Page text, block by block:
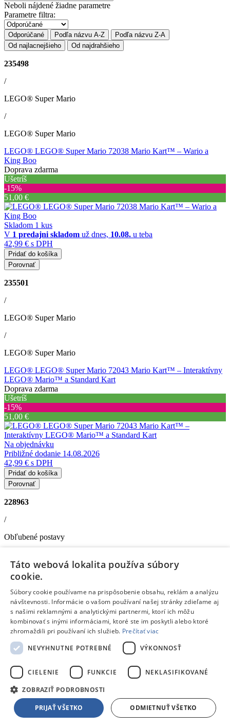
Neboli nájdené žiadne parametre
Parametre filtra:
Odporúčané Podľa názvu A-Z
Podľa názvu Z-A
Od najlacnejšieho
Od najdrahšieho
235498
/
LEGO® Super Mario
/
LEGO® Super Mario
LEGO® LEGO® Super Mario 72038 Mario Kart™ – Wario a
King Boo
Doprava zdarma
Ušetríš
‐15%
51,00 €
Skladom 1 kus
V 1 predajni skladom už dnes, 10.08. u teba
42,99 € s DPH
Pridať do košíka
Porovnať
235501
/
LEGO® Super Mario
/
LEGO® Super Mario
LEGO® LEGO® Super Mario 72043 Mario Kart™ – Interaktívny
LEGO® Mario™ a Standard Kart
Doprava zdarma
Ušetríš
‐15%
51,00 €
Na objednávku
Približné dodanie 14.08.2026
42,99 € s DPH
Pridať do košíka
Porovnať
228963
/
Obľubené postavy
LEGO® Super Mario
LEGO® LEGO® Super Mario™ 72035 Mario Kart™ – Toad a
jeho garáž
Doprava zdarma
Ušetríš
‐16%
39,99 €
1 predajni skladom už dnes,10.08.
u teba
Pridať do košíka
Porovnať
Táto webová lokalita používa súbory
cookie.
Súbory cookie používame na prispôsobenie obsahu, reklám a analýzu
návštevnosti. Informácie o vašom používaní našej stránky zdieľame aj
s našimi reklamnými a analytickými partnermi, ktorí ich môžu
kombinovať s inými informáciami, ktoré ste im poskytli alebo ktoré
zhromaždili pri používaní ich služieb. Prečítať viac
NEVYHNUTNE POTREBNÉ
VÝKONNOSŤ
CIELENIE FUNKCIE NEKLASIFIKOVANÉ
ZOBRAZIŤ PODROBNOSTI
PRIJAŤ VŠETKO ODMIETNUŤ VŠETKO